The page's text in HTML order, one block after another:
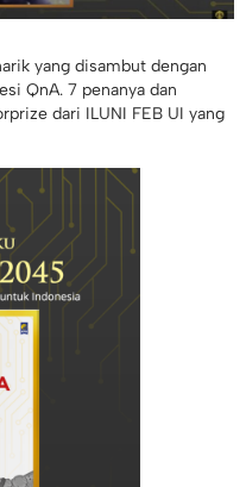
yang disambut dengan
QnA. 7 penanya dan
dari ILUNI FEB UI yang